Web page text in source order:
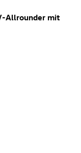
Allrounder mit